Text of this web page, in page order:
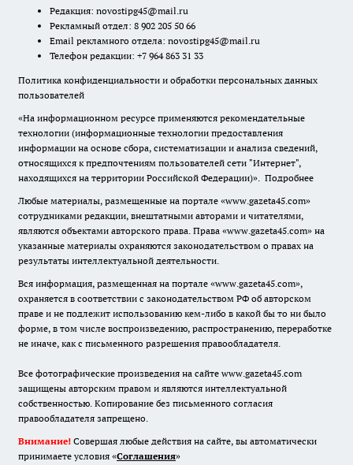
Редакция: novostipg45@mail.ru
Рекламный отдел: 8 902 205 50 66
Email рекламного отдела: novostipg45@mail.ru
Телефон редакции: +7 964 863 31 33
Политика конфиденциальности и обработки персональных данных
пользователей
«На информационном ресурсе применяются рекомендательные
технологии (информационные технологии предоставления
информации на основе сбора, систематизации и анализа сведений,
относящихся к предпочтениям пользователей сети "Интернет",
находящихся на территории Российской Федерации)». Подробнее
Любые материалы, размещенные на портале «www.gazeta45.com»
сотрудниками редакции, внештатными авторами и читателями,
являются объектами авторского права. Права «www.gazeta45.com» на
указанные материалы охраняются законодательством о правах на
результаты интеллектуальной деятельности.
Вся информация, размещенная на портале «www.gazeta45.com»,
охраняется в соответствии с законодательством РФ об авторском
праве и не подлежит использованию кем-либо в какой бы то ни было
форме, в том числе воспроизведению, распространению, переработке
не иначе, как с письменного разрешения правообладателя.
Все фотографические произведения на сайте www.gazeta45.com
защищены авторским правом и являются интеллектуальной
собственностью. Копирование без письменного согласия
правообладателя запрещено.
Внимание! Совершая любые действия на сайте, вы автоматически
принимаете условия «Cоглашения»